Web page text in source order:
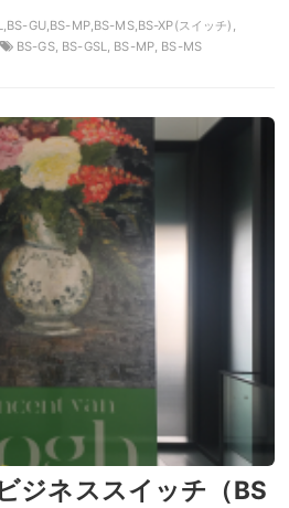
GU,BS-MP,BS-MS,BS-XP(スイッチ),
BS-GS, BS-GSL, BS-MP, BS-MS
ジネススイッチ（BS